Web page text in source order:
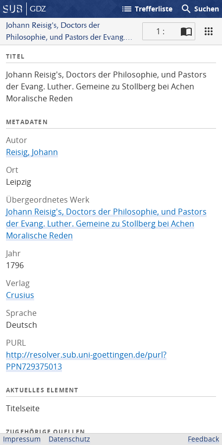
GDZ list Trefferliste search Suchen
Johann Reisig's, Doctors der
Philosophie, und Pastors der Evang.
Achen Moralische Reden
1 :
I
f
o
TITEL
Johann Reisig's, Doctors der Philosophie, und Pastors
der Evang. Luther. Gemeine zu Stollberg bei Achen
Moralische Reden
METADATEN
Autor
Reisig, Johann
Ort
Leipzig
Übergeordnetes Werk
Johann Reisig's, Doctors der Philosophie, und Pastors
der Evang. Luther. Gemeine zu Stollberg bei Achen
Moralische Reden
Jahr
1796
Verlag
Crusius
Sprache
Deutsch
PURL
http://resolver.sub.uni-goettingen.de/purl?
PPN729375013
AKTUELLES ELEMENT
Titelseite
ZUGEHÖRIGE QUELLEN
Impressum Datenschutz Feedback